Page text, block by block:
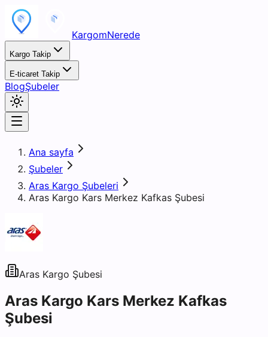
KargomNerede
Kargo Takip
E-ticaret Takip
BlogŞubeler
Ana sayfa
Şubeler
Aras Kargo Şubeleri
Aras Kargo Kars Merkez Kafkas Şubesi
Aras Kargo Şubesi
Aras Kargo Kars Merkez Kafkas
Şubesi